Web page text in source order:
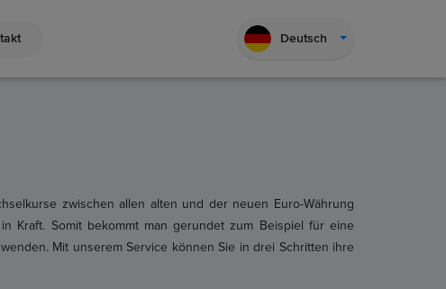
Deutsch
zwischen allen alten und der neuen Euro-Währung
Kraft. Somit bekommt man gerundet zum Beispiel für eine
Mit unserem Service können Sie in drei Schritten ihre